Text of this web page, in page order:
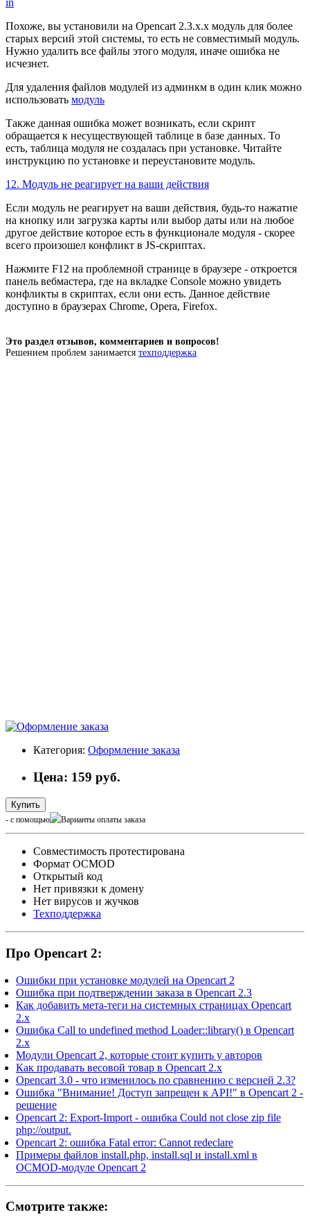
Похоже, вы установили на Opencart 2.3.x.x модуль для более
старых версий этой системы, то есть не совместимый модуль.
Нужно удалить все файлы этого модуля, иначе ошибка не
исчезнет.
Для удаления файлов модулей из админкм в один клик можно
использовать модуль
Также данная ошибка может возникать, если скрипт
обращается к несуществующей таблице в базе данных. То
есть, таблица модуля не создалась при установке. Читайте
инструкцию по установке и переустановите модуль.
12. Модуль не реагирует на ваши действия
Если модуль не реагирует на ваши действия, будь-то нажатие
на кнопку или загрузка карты или выбор даты или на любое
другое действие которое есть в функционале модуля - скорее
всего произошел конфликт в JS-скриптах.
Нажмите F12 на проблемной странице в браузере - откроется
панель вебмастера, где на вкладке Console можно увидеть
конфликты в скриптах, если они есть. Данное действие
доступно в браузерах Chrome, Opera, Firefox.
Это раздел отзывов, комментариев и вопросов!
Решением проблем занимается техподдержка
Категория: Оформление заказа
Цена: 159 руб.
Купить
- с помощью
Cовместимость протестирована
Формат OCMOD
Открытый код
Нет привязки к домену
Нет вирусов и жучков
Техподдержка
Про Opencart 2:
Ошибки при установке модулей на Opencart 2
Ошибка при подтверждении заказа в Opencart 2.3
Как добавить мета-теги на системных страницах Opencart
2.x
Ошибка Call to undefined method Loader::library() в Opencart
2.x
Модули Opencart 2, которые стоит купить у авторов
Как продавать весовой товар в Opencart 2.x
Opencart 3.0 - что изменилось по сравнению с версией 2.3?
Ошибка "Внимание! Доступ запрещен к API!" в Opencart 2 -
решение
Opencart 2: Export-Import - ошибка Could not close zip file
php://output.
Opencart 2: ошибка Fatal error: Cannot redeclare
Примеры файлов install.php, install.sql и install.xml в
OCMOD-модуле Opencart 2
Смотрите также: